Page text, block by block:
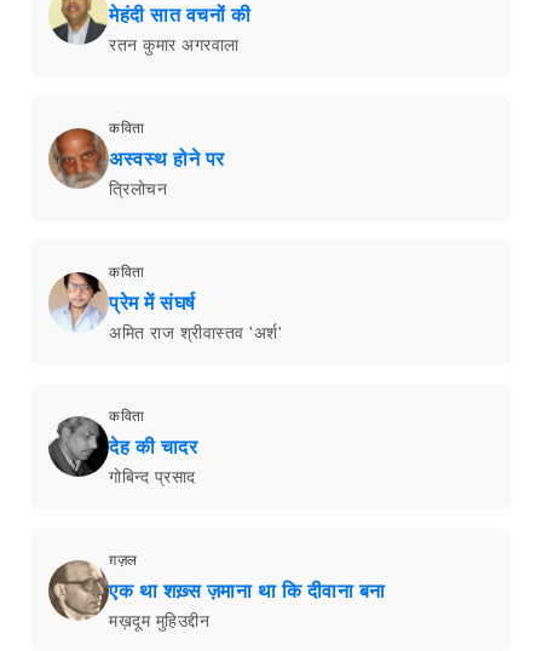
मेहंदी सात वचनों की
रतन कुमार अगरवाला
कविता
अस्वस्थ होने पर
त्रिलोचन
कविता
प्रेम में संघर्ष
अमित राज श्रीवास्तव 'अर्श'
कविता
देह की चादर
गोबिन्द प्रसाद
ग़ज़ल
एक था शख़्स ज़माना था कि दीवाना बना
मख़दूम मुहिउद्दीन